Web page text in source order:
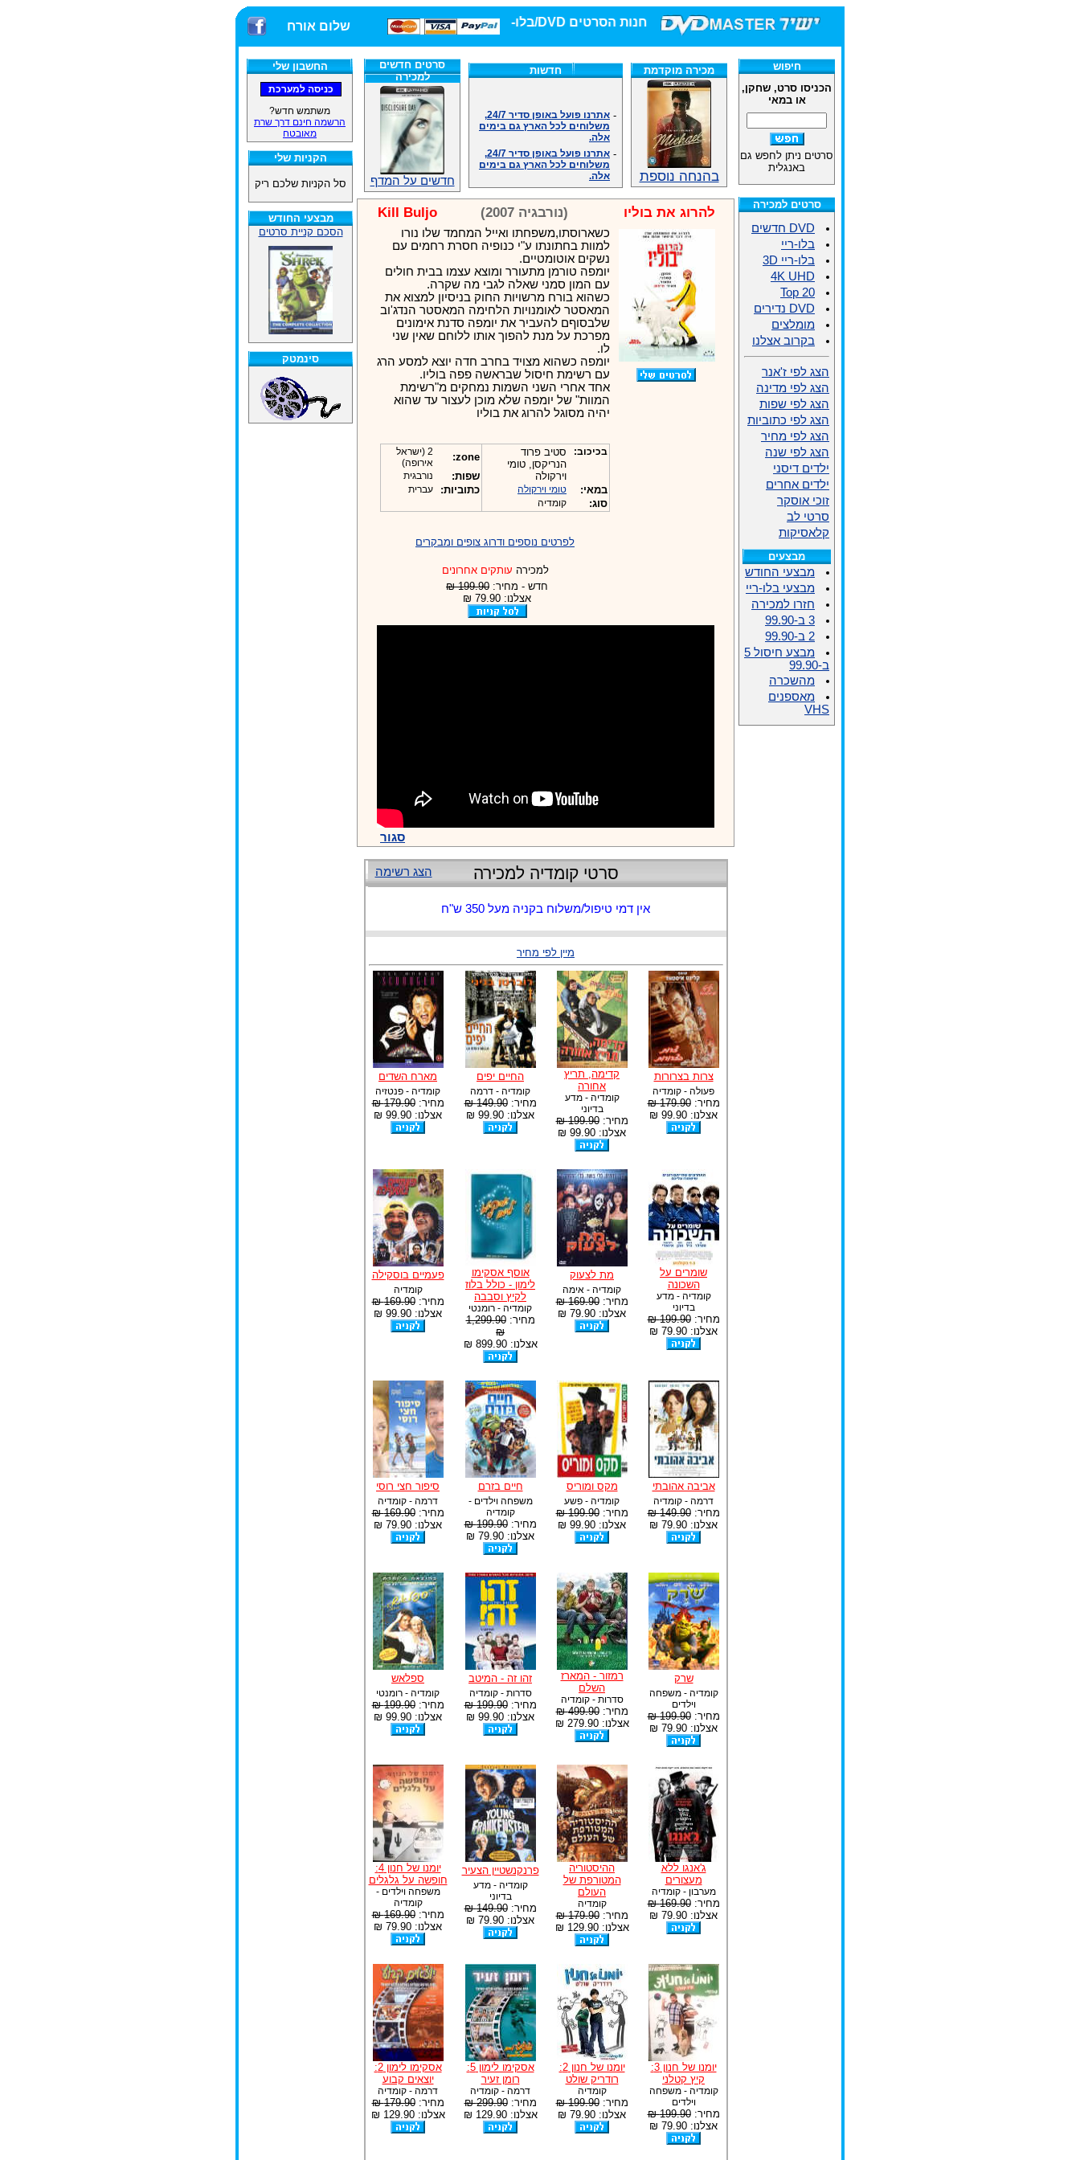
חנות הסרטים DVD/בלו-ריי/3D הגדולה ביותר! שלום אורח
החשבון שלי
משתמש חדש?
הרשמה חינם דרך שרת
מאובטח
הקניות שלי
סל הקניות שלכם ריק
מבצעי החודש
הסכם קניית סרטים
סינמטק
מכירה מוקדמת
בהנחה נוספת
חדשות
משלוחים לכל הארץ גם בימים
אלה.
משלוחים לכל הארץ גם בימים
אלה.
אנחנו כאן לכול שאלה וזמינים
במענה הטלפוני שלנו.ובמייל
.האתר לרשותכם פעיל 24/7
מענה טלפוני: 09-7652392
צוות דיוידי מאסטר ישיר.
זמינים במייל ובטלפון. האתר
לרשותכם פעיל 24/7
צוות דיוידי מאסטר ישיר.
אנחנו כאן לכול שאלה וזמינים
במענה הטלפוני שלנו.ובמייל
.האתר לרשותכם 24/7
מענה טלפוני: 09-7652392
צוות דיוידי מאסטר ישיר.
סרטים חדשים
למכירה
חדשים על המדף
להרוג את בוליו (נורבגיה 2007) Kill Buljo
כשארוסתו,משפחתו ואייל המחמד שלו נורו
למוות בחתונתו ע"י כנופיה חסרת רחמים עם
נשקים אוטומטיים.
יומפה טורמן מתעורר ומוצא עצמו בבית חולים
עם המון סמני שאלה לגבי מה שקרה.
כשהוא בורח מרשויות החוק בניסיון למצוא את
המאסטר לאומנויות הלחימה המאסטר הנדג'וב
שלבסוףם להעביר את יומפה סדנת אימונים
מפרכת על מנת להפוך אותו ללוחם שאין שני
לו.
יומפה כשהוא מצויד בחרב חדה יוצא למסע הרג
עם רשימת חיסול שבראשה פפה בוליו.
אחד אחרי השני השמות נמחקים מ"רשימת
המוות" של יומפה שלא מוכן לעצור עד שהוא
יהיה מסוגל להרוג את בוליו
בכיכוב:
סטיב פרוד
הנריקסן, טומי
וירקולה
במאי:
טומי וירקולה
סוג: קומדיה
zone:
2 (ישראל
אירופה)
שפות: נורבגית
כתוביות: עברית
לפרטים נוספים ודרוג צופים ומבקרים
למכירה עותקים אחרונים
חדש - מחיר: 199.90 ₪
אצלנו: 79.90 ₪
סגור
הצג רשימה סרטי קומדיה למכירה
אין דמי טיפול/משלוח בקניה מעל 350 ש"ח
מיין לפי מחיר
צרות בצרורות
פעולה - קומדיה
מחיר:179.90 ₪
אצלנו: 99.90 ₪
קדימה, תריץ
אחורה
קומדיה - מדע
בדיוני
מחיר:199.90 ₪
אצלנו: 99.90 ₪
החיים יפים
קומדיה - דרמה
מחיר:149.90 ₪
אצלנו: 99.90 ₪
מארח השדים
קומדיה - פנטזיה
מחיר:179.90 ₪
אצלנו: 99.90 ₪
שומרים על
השכונה
קומדיה - מדע
בדיוני
מחיר:199.90 ₪
אצלנו: 79.90 ₪
מת לצעוק
קומדיה - אימה
מחיר:169.90 ₪
אצלנו: 79.90 ₪
אוסף אסקימו
לימון - כולל בלוז
לקיץ וסבבה
קומדיה - רומנטי
מחיר:1,299.90
₪
אצלנו: 899.90 ₪
פעמיים בוסקילה
קומדיה
מחיר:169.90 ₪
אצלנו: 99.90 ₪
אביבה אהובתי
דרמה - קומדיה
מחיר:149.90 ₪
אצלנו: 79.90 ₪
מקס ומוריס
קומדיה - פשע
מחיר:199.90 ₪
אצלנו: 99.90 ₪
חיים בזרם
משפחה וילדים -
קומדיה
מחיר:199.90 ₪
אצלנו: 79.90 ₪
סיפור חצי רוסי
דרמה - קומדיה
מחיר:169.90 ₪
אצלנו: 79.90 ₪
שרק
קומדיה - משפחה
וילדים
מחיר:199.90 ₪
אצלנו: 79.90 ₪
רמזור - המארז
השלם
סדרות - קומדיה
מחיר:499.90 ₪
אצלנו: 279.90 ₪
זהו זה - המיטב
סדרות - קומדיה
מחיר:199.90 ₪
אצלנו: 99.90 ₪
ספלאש
קומדיה - רומנטי
מחיר:199.90 ₪
אצלנו: 99.90 ₪
ג'אנגו ללא
מעצורים
מערבון - קומדיה
מחיר:169.90 ₪
אצלנו: 79.90 ₪
ההיסטוריה
המטורפת של
העולם
קומדיה
מחיר:179.90 ₪
אצלנו: 129.90 ₪
פרנקנשטיין הצעיר
קומדיה - מדע
בדיוני
מחיר:149.90 ₪
אצלנו: 79.90 ₪
יומנו של חנון 4:
חופשה על גלגלים
משפחה וילדים -
קומדיה
מחיר:169.90 ₪
אצלנו: 79.90 ₪
יומנו של חנון 3:
קיץ קטלני
קומדיה - משפחה
וילדים
מחיר:199.90 ₪
אצלנו: 79.90 ₪
יומנו של חנון 2:
רודריק שולט
קומדיה
מחיר:199.90 ₪
אצלנו: 79.90 ₪
אסקימו לימון 5:
רומן זעיר
דרמה - קומדיה
מחיר:299.90 ₪
אצלנו: 129.90 ₪
אסקימו לימון 2:
יוצאים קבוע
דרמה - קומדיה
מחיר:179.90 ₪
אצלנו: 129.90 ₪
חיפוש
הכניסו סרט, שחקן,
או במאי
סרטים ניתן לחפש גם
באנגלית
סרטים למכירה
DVD חדשים
בלו-ריי
בלו-ריי 3D
4K UHD
Top 20
DVD נדירים
מומלצים
בקרוב אצלנו
הצג לפי ז'אנר
הצג לפי מדינה
הצג לפי שפות
הצג לפי כתוביות
הצג לפי מחיר
הצג לפי שנה
ילדים דיסני
ילדים אחרים
זוכי אוסקר
סרטי לב
קלאסיקות
מבצעים
מבצעי החודש
מבצעי בלו-ריי
חזרו למכירה
3 ב-99.90
2 ב-99.90
מבצע חיסול 5
ב-99.90
מהשכרה
מאספנים
VHS